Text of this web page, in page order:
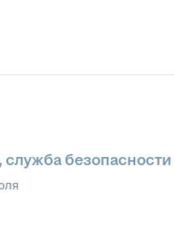
безопасности